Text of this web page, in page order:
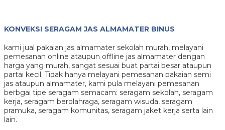
KONVEKSI SERAGAM JAS ALMAMATER BINUS
kami jual pakaian jas almamater sekolah murah, melayani
pemesanan online ataupun offline jas almamater dengan
harga yang murah, sangat sesuai buat partai besar ataupun
partai kecil. Tidak hanya melayani pemesanan pakaian semi
jas ataupun almamater, kami pula melayani pemesanan
berbgai tipe seragam semacam: seragam sekolah, seragam
kerja, seragam berolahraga, seragam wisuda, seragam
pramuka, seragam komunitas, seragam jaket kerja serta lain
lain.